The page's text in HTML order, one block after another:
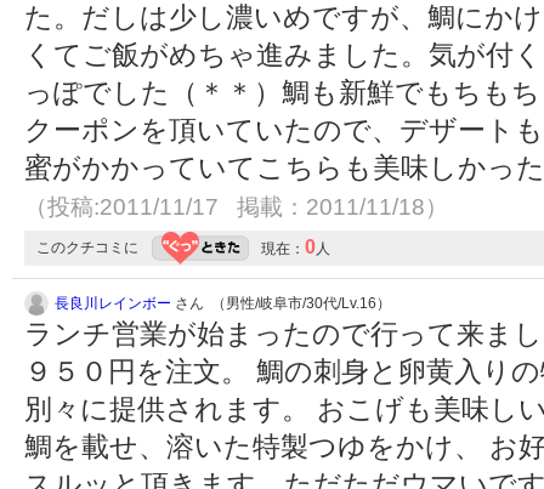
た。だしは少し濃いめですが、鯛にか
くてご飯がめちゃ進みました。気が付
っぽでした（＊＊）鯛も新鮮でもちも
クーポンを頂いていたので、デザート
蜜がかかっていてこちらも美味しかっ
（投稿:2011/11/17 掲載：2011/11/18）
このクチコミに 現在： 0人
長良川レインボー さん （男性/岐阜市/30代/Lv.16）
ランチ営業が始まったので行って来ま
９５０円を注文。 鯛の刺身と卵黄入り
別々に提供されます。 おこげも美味し
鯛を載せ、溶いた特製つゆをかけ、 お